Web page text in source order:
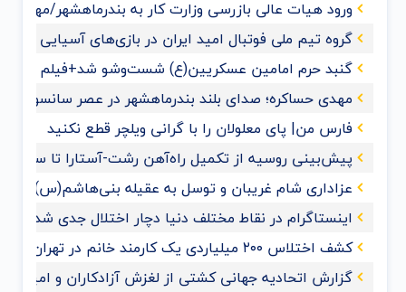
ورود هیات عالی بازرسی وزارت کار به بندرماهشهر/مهدی
گروه تیم ملی فوتبال امید ایران در بازی‌های آسیایی
گنبد حرم امامین عسکریین(ع) شست‌وشو شد+فیلم و
مهدی حساکره؛ صدای بلند بندرماهشهر در عصر سانسور و
فارس من| پای معلولان را با گرانی ویلچر قطع نکنید
پیش‌بینی روسیه از تکمیل راه‌آهن رشت-آستارا تا سال ‌۲۰۲۸
عزاداری شام غریبان و توسل به عقیله بنی‌هاشم(س) با
اینستاگرام در نقاط مختلف دنیا دچار اختلال جدی شد
کشف اختلاس ۲۰۰ میلیاردی یک کارمند خانم در تهران
گزارش اتحادیه جهانی کشتی از لغزش آزادکاران و